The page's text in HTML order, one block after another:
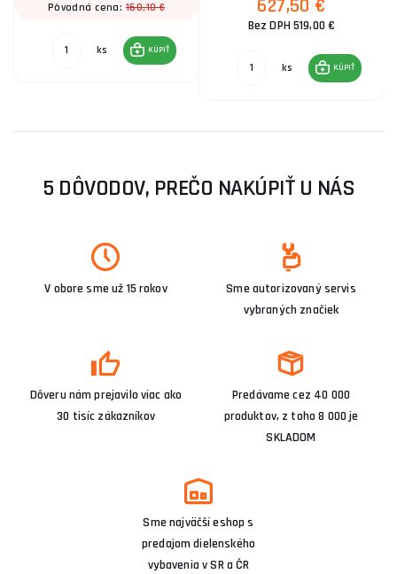
Pôvodná cena:160,10 €
ks KÚPIŤ
627,50 €
Bez DPH 519,00 €
ks KÚPIŤ
5 DÔVODOV, PREČO NAKÚPIŤ U NÁS
V obore sme už 15 rokov
Sme autorizovaný servis
vybraných značiek
Dôveru nám prejavilo viac ako
30 tisíc zákazníkov
Predávame cez 40 000
produktov, z toho 8 000 je
SKLADOM
Sme najväčší eshop s
predajom dielenského
vybavenia v SR a ČR